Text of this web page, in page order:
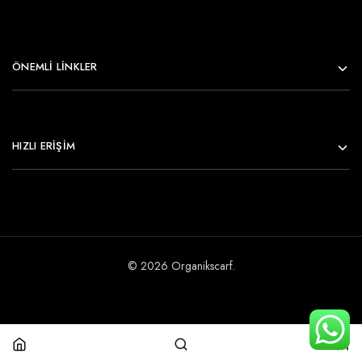
ÖNEMLI LINKLER
HIZLI ERİŞİM
© 2026 Organikscarf.